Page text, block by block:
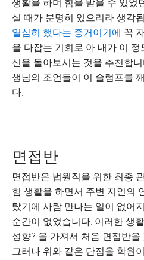
생활을 하며 힘을 받을 수 있었
실 때가 분명히 있으리라 생각
열심히 했다는 증거이기에 꼭
을 다잡는 기회로 아 내가 이
신을 돌아보시는 것을 추천합
생님의 조언들이 이 슬럼프를
다.
면접반
면접반은 법원직을 위한 최종
험 생활을 하면서 주변 지인의
탔기에 사람 만나는 일이 없어
순간이 없었습니다. 이러한 생
성향? 을 가져서 처음 면접반
그러나 위와 같은 단점을 학원